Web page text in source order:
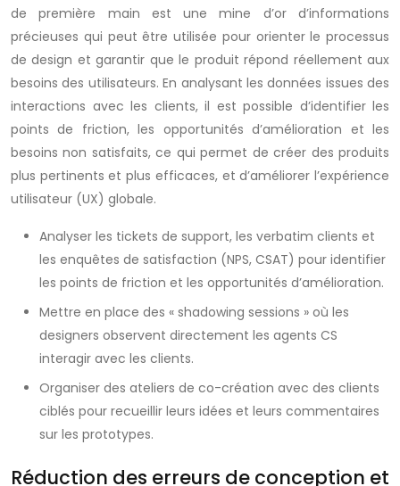
de première main est une mine d’or d’informations
précieuses qui peut être utilisée pour orienter le processus
de design et garantir que le produit répond réellement aux
besoins des utilisateurs. En analysant les données issues des
interactions avec les clients, il est possible d’identifier les
points de friction, les opportunités d’amélioration et les
besoins non satisfaits, ce qui permet de créer des produits
plus pertinents et plus efficaces, et d’améliorer l’expérience
utilisateur (UX) globale.
Analyser les tickets de support, les verbatim clients et
les enquêtes de satisfaction (NPS, CSAT) pour identifier
les points de friction et les opportunités d’amélioration.
Mettre en place des « shadowing sessions » où les
designers observent directement les agents CS
interagir avec les clients.
Organiser des ateliers de co-création avec des clients
ciblés pour recueillir leurs idées et leurs commentaires
sur les prototypes.
Réduction des erreurs de conception et